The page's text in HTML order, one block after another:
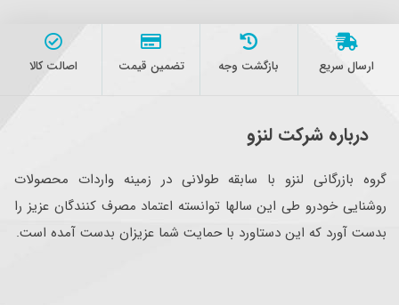
ارسال سریع بازگشت وجه تضمین قیمت اصالت کالا
درباره شرکت لنزو
گروه بازرگانی لنزو با سابقه طولانی در زمینه واردات محصولات
روشنایی خودرو طی این سالها توانسته اعتماد مصرف کنندگان عزیز را
بدست آورد که این دستاورد با حمایت شما عزیزان بدست آمده است.